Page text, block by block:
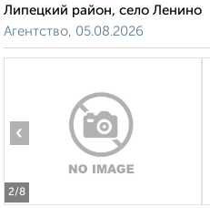
Липецкий район, село Ленино
Агентство, 05.08.2026
2/8
‹